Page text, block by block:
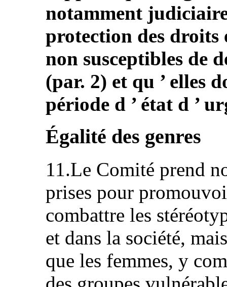
notamment
protection des droits
non susceptibles de
(par. 2) et qu ’ elles
période d ’ état d ’
Égalité des genres
11.Le Comité prend
prises pour
combattre les
et dans la société,
que les femmes, y